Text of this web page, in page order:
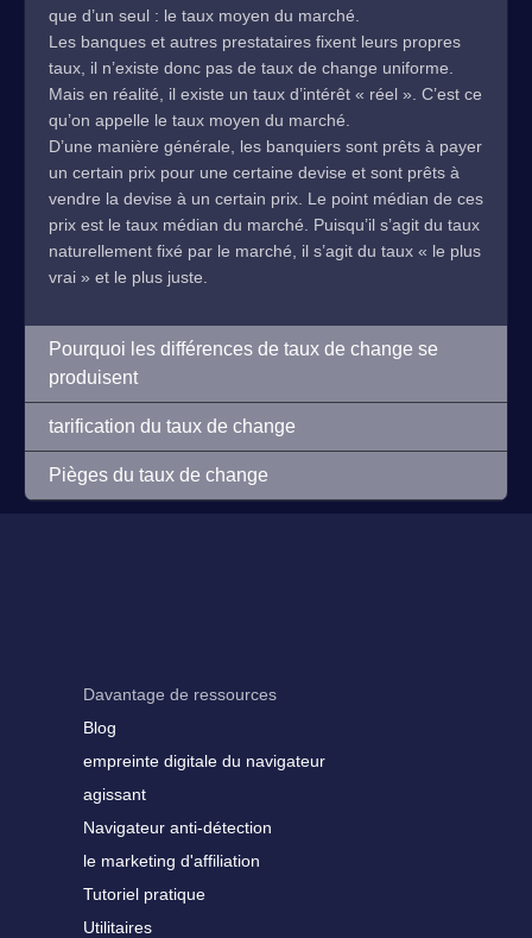
que d’un seul : le taux moyen du marché.
Les banques et autres prestataires fixent leurs propres
taux, il n’existe donc pas de taux de change uniforme.
Mais en réalité, il existe un taux d’intérêt « réel ». C’est ce
qu’on appelle le taux moyen du marché.
D’une manière générale, les banquiers sont prêts à payer
un certain prix pour une certaine devise et sont prêts à
vendre la devise à un certain prix. Le point médian de ces
prix est le taux médian du marché. Puisqu’il s’agit du taux
naturellement fixé par le marché, il s’agit du taux « le plus
vrai » et le plus juste.
Pourquoi les différences de taux de change se
produisent
tarification du taux de change
Pièges du taux de change
Davantage de ressources
Blog
empreinte digitale du navigateur
agissant
Navigateur anti-détection
le marketing d'affiliation
Tutoriel pratique
Utilitaires